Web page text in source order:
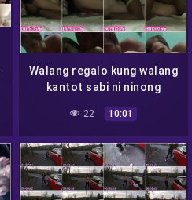
Walang regalo kung walang
kantot sabi ni ninong
22 10:01